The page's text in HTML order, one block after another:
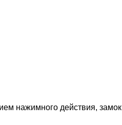
нажимного действия, замок